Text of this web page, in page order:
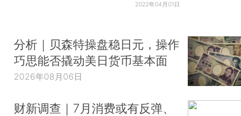
2022年04月01日
分析｜贝森特操盘稳日元，操作
巧思能否撬动美日货币基本面
2026年08月06日
财新调查｜7月消费或有反弹、